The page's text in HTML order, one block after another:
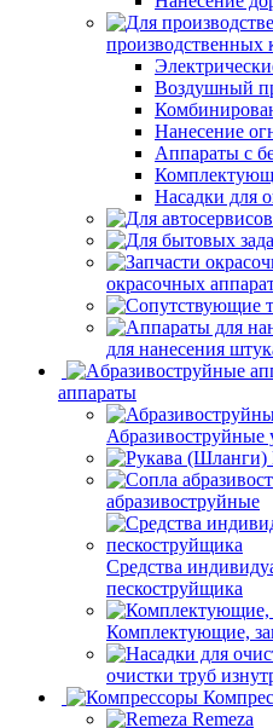
производственных
Воздушный
Нанесение
Аппараты с
Насадки для
окрасочных
для нанесения
аппараты
Абразивоструйные
абразивоструйные
Средства
пескоструйщика
Комплектующие,
очистки труб
Remeza